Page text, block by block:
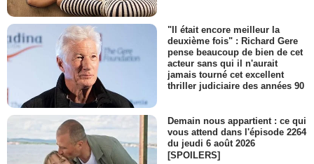
"Il était encore meilleur la
deuxième fois" : Richard Gere
pense beaucoup de bien de cet
acteur sans qui il n'aurait
jamais tourné cet excellent
thriller judiciaire des années 90
Demain nous appartient : ce qui
vous attend dans l'épisode 2264
du jeudi 6 août 2026
[SPOILERS]